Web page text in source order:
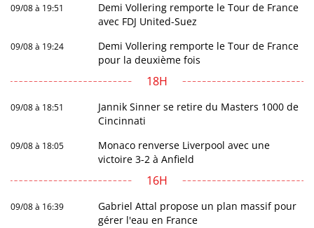
09/08 à 19:51
Demi Vollering remporte le Tour de France
avec FDJ United-Suez
09/08 à 19:24
Demi Vollering remporte le Tour de France
pour la deuxième fois
18H
09/08 à 18:51
Jannik Sinner se retire du Masters 1000 de
Cincinnati
09/08 à 18:05
Monaco renverse Liverpool avec une
victoire 3-2 à Anfield
16H
09/08 à 16:39
Gabriel Attal propose un plan massif pour
gérer l'eau en France